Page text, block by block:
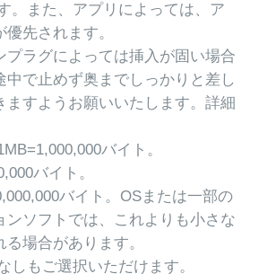
。また、アプリによっては、ア
先されます。
プラグによっては挿入が固い場合
中で止めず奥までしっかりと差し
ますようお願いいたします。詳細
バイト。
バイト。
バイト。OSまたは一部の
ンソフトでは、これよりも小さな
場合があります。
しもご選択いただけます。